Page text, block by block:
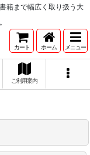
籍まで幅広く取り扱う大
カート ホーム メニュー
ご利用案内